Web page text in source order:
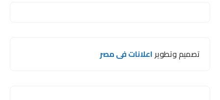
تصميم وتطويراعلانات فى مصر